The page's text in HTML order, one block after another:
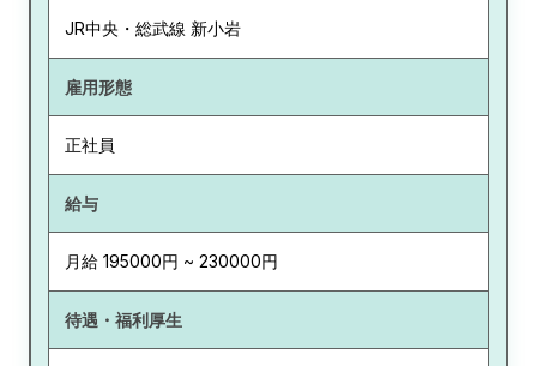
JR中央・総武線 新小岩
雇用形態
正社員
給与
月給 195000円 ~ 230000円
待遇・福利厚生